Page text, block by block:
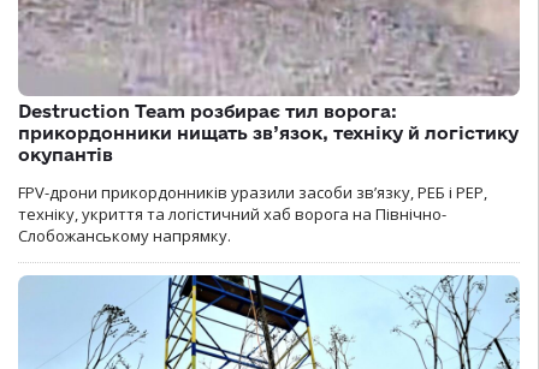
Destruction Team розбирає тил ворога:
прикордонники нищать зв’язок, техніку й логістику
окупантів
FPV-дрони прикордонників уразили засоби зв’язку, РЕБ і РЕР,
техніку, укриття та логістичний хаб ворога на Північно-
Слобожанському напрямку.